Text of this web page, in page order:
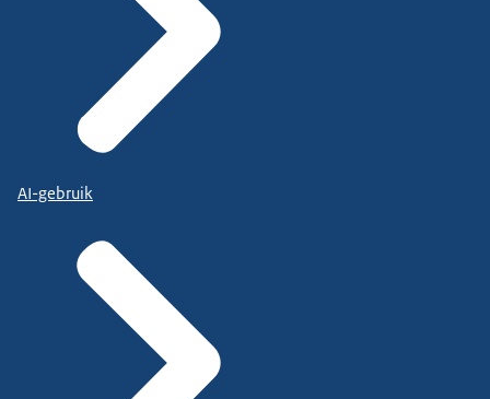
AI-gebruik